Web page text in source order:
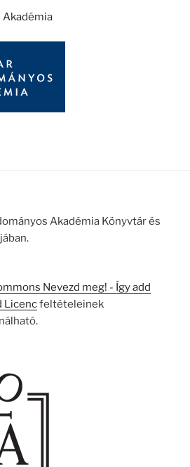
Akadémia
Akadémia Könyvtár és
Nevezd meg! - Így add
Licencfeltételeinek